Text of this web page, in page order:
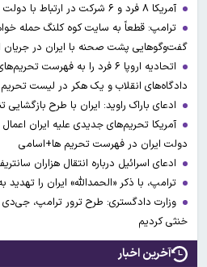
آمریکا ۸ فرد و ۶ شرکت در ارتباط با دولت ایران را تحریم کرد
ترامپ: قطعاً به سایت کوه کلنگ حمله
گفت‌وگوهایی پشت صحنه با ایران در
اتحادیه اروپا ۶ فرد را به فهرست
دادگاه‌های انقلاب و یک هکر در لیست
ادعای باراک راوید: ایران با طرح
دولت ایران در فهرست تحریم ها+اسامی
ادعای اسرائیل درباره انتقال هزاران
ترامپ، با ذکر «الحمدالله» ایران را تهدید
وزارت دادگستری: طرح ترور ترامپ، جی‌دی
خنثی کردیم
آخرین اخبار